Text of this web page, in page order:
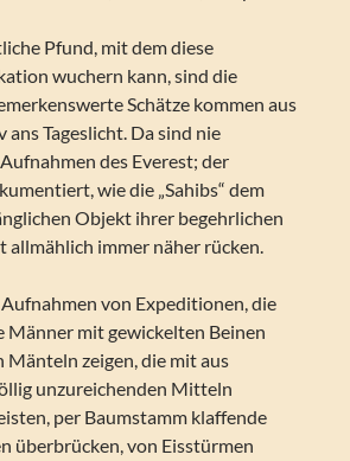
Pfund, mit dem diese
wuchern kann, sind die
Schätze kommen aus
ans Tageslicht. Da sind nie
des Everest; der
wie die „Sahibs“ dem
Objekt ihrer begehrlichen
allmählich immer näher rücken.
von Expeditionen, die
Männer mit gewickelten Beinen
Mänteln zeigen, die mit aus
unzureichenden Mitteln
per Baumstamm klaffende
überbrücken, von Eisstürmen